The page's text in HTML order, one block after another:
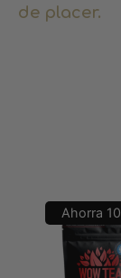
de placer.
Ahorra 10